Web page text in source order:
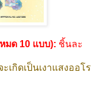
มด 10 แบบ): ชิ้นละ
เกิดเป็นเงาแสงออโร